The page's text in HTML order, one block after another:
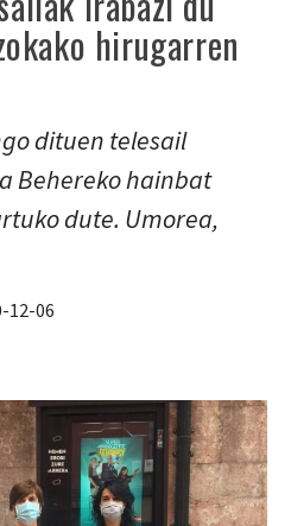
hirugarren
dituen telesail
Behereko hainbat
dute. Umorea,
12-06